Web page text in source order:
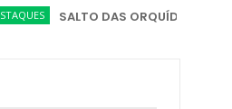
SALTO DAS ORQUÍDEAS SUSPENDE